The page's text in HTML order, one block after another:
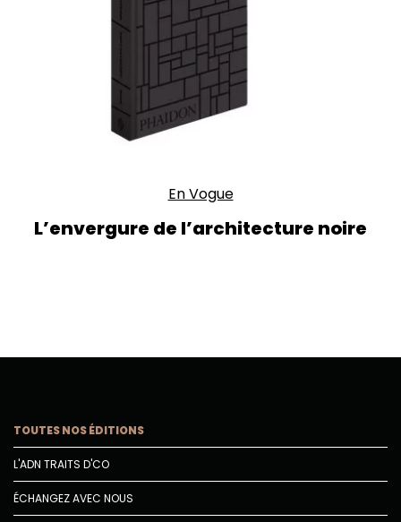
En Vogue
L’envergure de l’architecture noire
TOUTES NOS ÉDITIONS
L'ADN TRAITS D'CO
ÉCHANGEZ AVEC NOUS